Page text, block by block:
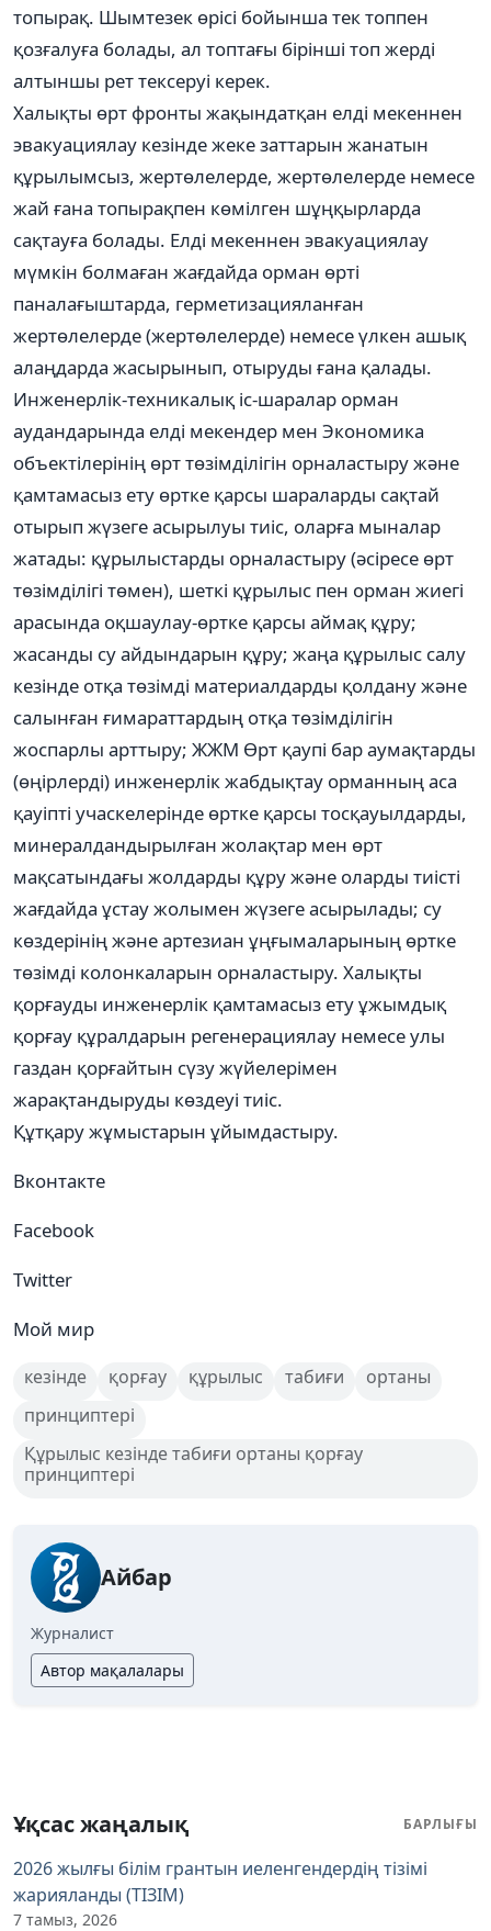
топырақ. Шымтезек өрісі бойынша тек топпен
қозғалуға болады, ал топтағы бірінші топ жерді
алтыншы рет тексеруі керек.
Халықты өрт фронты жақындатқан елді мекеннен
эвакуациялау кезінде жеке заттарын жанатын
құрылымсыз, жертөлелерде, жертөлелерде немесе
жай ғана топырақпен көмілген шұңқырларда
сақтауға болады. Елді мекеннен эвакуациялау
мүмкін болмаған жағдайда орман өрті
паналағыштарда, герметизацияланған
жертөлелерде (жертөлелерде) немесе үлкен ашық
алаңдарда жасырынып, отыруды ғана қалады.
Инженерлік-техникалық іс-шаралар орман
аудандарында елді мекендер мен Экономика
объектілерінің өрт төзімділігін орналастыру және
қамтамасыз ету өртке қарсы шараларды сақтай
отырып жүзеге асырылуы тиіс, оларға мыналар
жатады: құрылыстарды орналастыру (әсіресе өрт
төзімділігі төмен), шеткі құрылыс пен орман жиегі
арасында оқшаулау-өртке қарсы аймақ құру;
жасанды су айдындарын құру; жаңа құрылыс салу
кезінде отқа төзімді материалдарды қолдану және
салынған ғимараттардың отқа төзімділігін
жоспарлы арттыру; ЖЖМ Өрт қаупі бар аумақтарды
(өңірлерді) инженерлік жабдықтау орманның аса
қауіпті учаскелерінде өртке қарсы тосқауылдарды,
минералдандырылған жолақтар мен өрт
мақсатындағы жолдарды құру және оларды тиісті
жағдайда ұстау жолымен жүзеге асырылады; су
көздерінің және артезиан ұңғымаларының өртке
төзімді колонкаларын орналастыру. Халықты
қорғауды инженерлік қамтамасыз ету ұжымдық
қорғау құралдарын регенерациялау немесе улы
газдан қорғайтын сүзу жүйелерімен
жарақтандыруды көздеуі тиіс.
Құтқару жұмыстарын ұйымдастыру.
Вконтакте
Facebook
Twitter
Мой мир
кезінде қорғау құрылыс табиғи
ортаны
принциптері
Құрылыс кезінде табиғи ортаны қорғау
принциптері
Айбар
Журналист
Автор мақалалары
Ұқсас жаңалық БАРЛЫҒЫ
2026 жылғы білім грантын иеленгендердің тізімі
жарияланды (ТІЗІМ)
7 тамыз, 2026